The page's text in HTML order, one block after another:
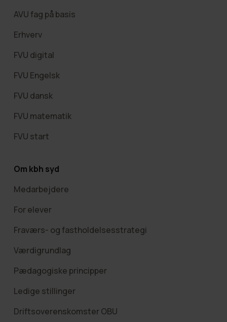
AVU fag på basis
Erhverv
FVU digital
FVU Engelsk
FVU dansk
FVU matematik
FVU start
Om kbh syd
Medarbejdere
For elever
Fraværs- og fastholdelsesstrategi
Værdigrundlag
Pædagogiske principper
Ledige stillinger
Driftsoverenskomster OBU